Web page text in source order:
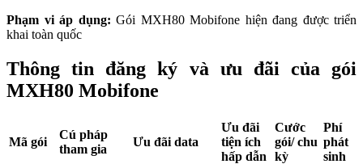
Phạm vi áp dụng: Gói MXH80 Mobifone hiện đang được triển
khai toàn quốc
Thông tin đăng ký và ưu đãi của gói
MXH80 Mobifone
Mã gói
Cú pháp
tham gia
Ưu đãi data
Ưu đãi
tiện ích
hấp dẫn
Cước
gói/ chu
kỳ
Phí
phát
sinh